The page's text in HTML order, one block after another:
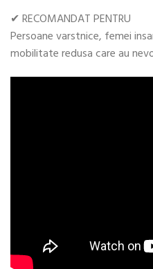
✔ RECOMANDAT PENTRU
Persoane varstnice, femei
mobilitate redusa care au